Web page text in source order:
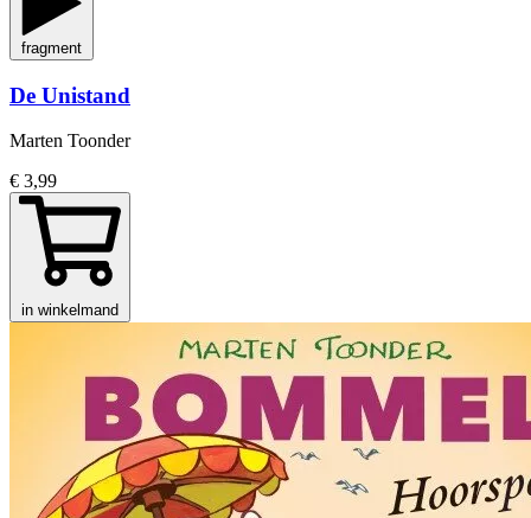
fragment
De Unistand
Marten Toonder
€ 3,99
in winkelmand